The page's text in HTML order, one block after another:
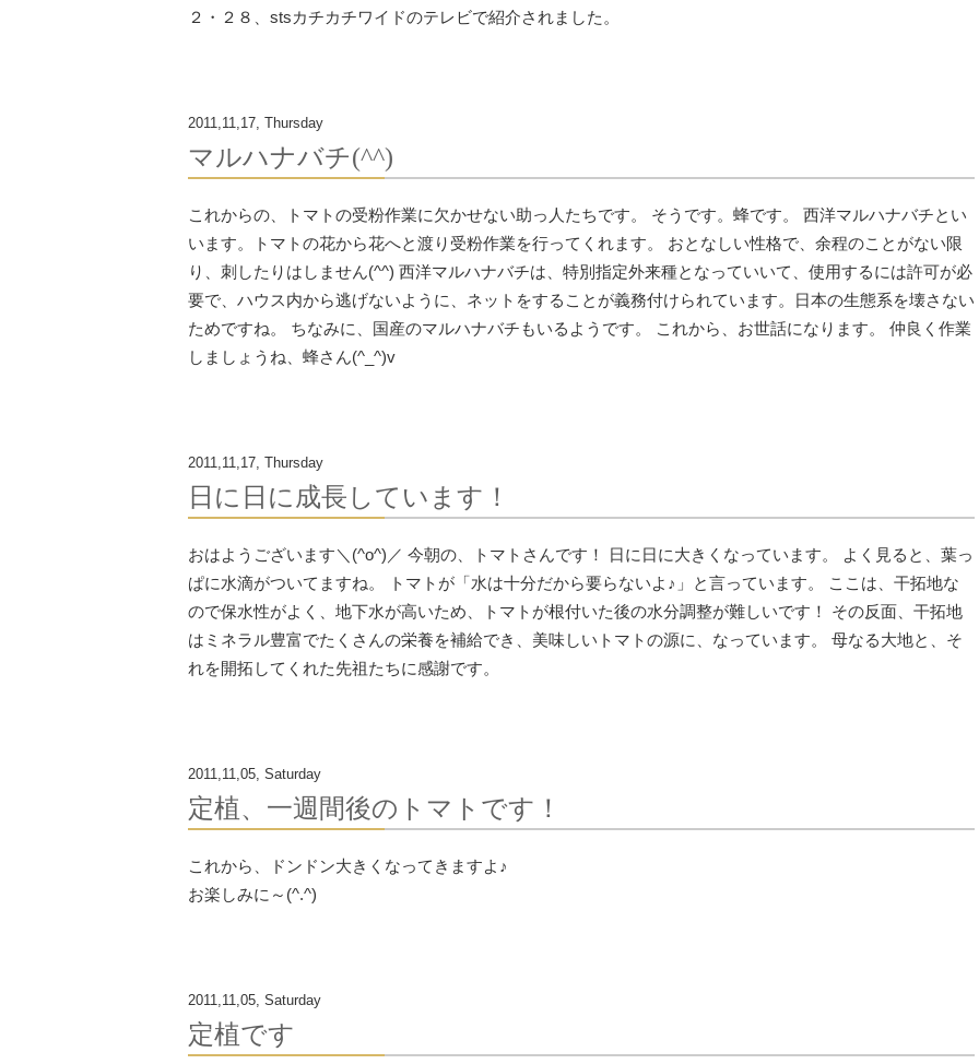
２・２８、stsカチカチワイドのテレビで紹介されました。
2011,11,17, Thursday
マルハナバチ(^^)
これからの、トマトの受粉作業に欠かせない助っ人たちです。 そうです。蜂です。 西洋マルハナバチとい
います。トマトの花から花へと渡り受粉作業​を行ってくれます。 おとなしい性格で、余程のことがない限
り、刺したりはしません(​^^) 西洋マルハナバチは、特別指定外来種となっていいて、使用するに​は許可が必
要で、ハウス内から逃げないように、ネットをすること​が義務付けられています。日本の生態系を壊さない
ためですね。 ちなみに、国産のマルハナバチもいるようです。 これから、お世話になります。 仲良く作業
しましょうね、蜂さん(^_^)v
2011,11,17, Thursday
日に日に成長しています！
おはようございます＼(^o^)／ 今朝の、トマトさんです！ 日に日に大きくなっています。 よく見ると、葉っ
ぱに水滴がついてますね。 トマトが「水は十分だから要らないよ♪」と言っています。 ここは、干拓地な
ので保水性がよく、地下水が高いため、トマトが​根付いた後の水分調整が難しいです！ その反面、干拓地
はミネラル豊富でたくさんの栄養を補給でき、美​味しいトマトの源に、なっています。 母なる大地と、そ
れを開拓してくれた先祖たちに感謝です。
2011,11,05, Saturday
定植、一週間後のトマトです！
これから、ドンドン大きくなってきますよ♪
お楽しみに～(^.^)
2011,11,05, Saturday
定植です